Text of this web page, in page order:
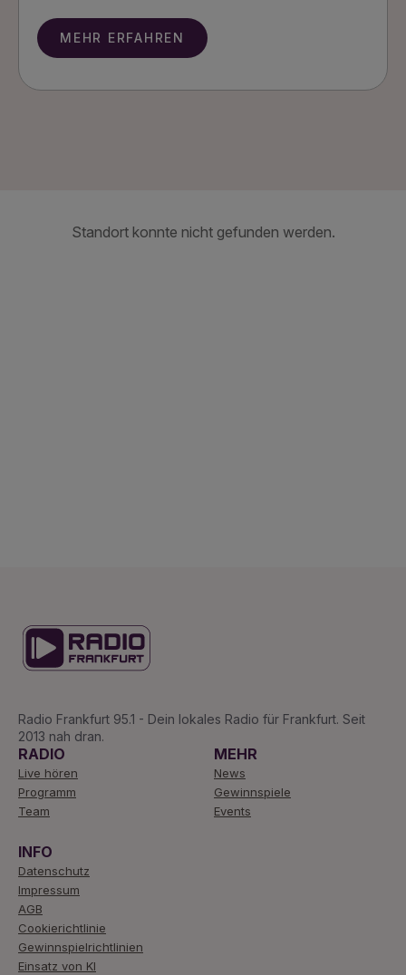
MEHR ERFAHREN
Standort konnte nicht gefunden werden.
Radio Frankfurt 95.1 - Dein lokales Radio für Frankfurt. Seit
2013 nah dran.
RADIO
Live hören
Programm
Team
MEHR
News
Gewinnspiele
Events
INFO
Datenschutz
Impressum
AGB
Cookierichtlinie
Gewinnspielrichtlinien
Einsatz von KI